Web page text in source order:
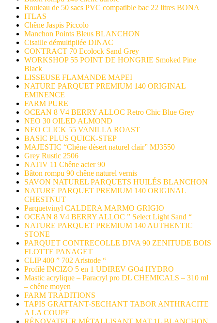
Rouleau de 50 sacs PVC compatible bac 22 litres BONA
ITLAS
Chêne Jaspis Piccolo
Manchon Points Bleus BLANCHON
Cisaille démultipliée DINAC
CONTRACT 70 Ecolock Sand Grey
WORKSHOP 55 POINT DE HONGRIE Smoked Pine
Black
LISSEUSE FLAMANDE MAPEI
NATURE PARQUET PREMIUM 140 ORIGINAL
EMINENCE
FARM PURE
OCEAN 8 V4 BERRY ALLOC Retro Chic Blue Grey
NEO 30 OILED ALMOND
NEO CLICK 55 VANILLA ROAST
BASIC PLUS QUICK-STEP
MAJESTIC “Chêne désert naturel clair” MJ3550
Grey Rustic 2506
NATIV 11 Chêne acier 90
Bâton rompu 90 chêne naturel vernis
SAVON NATUREL PARQUETS HUILÉS BLANCHON
NATURE PARQUET PREMIUM 140 ORIGINAL
CHESTNUT
Parquetvinyl CALDERA MARMO GRIGIO
OCEAN 8 V4 BERRY ALLOC ” Select Light Sand “
NATURE PARQUET PREMIUM 140 AUTHENTIC
STONE
PARQUET CONTRECOLLE DIVA 90 ZENITUDE BOIS
FLOTTE PANAGET
CLIP 400 ” 702 Aristode “
Profilé INCIZO 5 en 1 UDIREV GO4 HYDRO
Mastic acrylique – Paracryl pro DL CHEMICALS – 310 ml
– chêne moyen
FARM TRADITIONS
TAPIS GRATTANT-SECHANT TABOR ANTHRACITE
A LA COUPE